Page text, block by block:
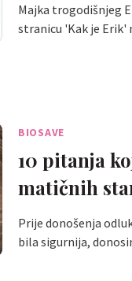
Majka trogodišnjeg
stranicu 'Kak je Erik'
BIOSAVE
10 pitanja
matičnih
Prije donošenja
bila sigurnija,